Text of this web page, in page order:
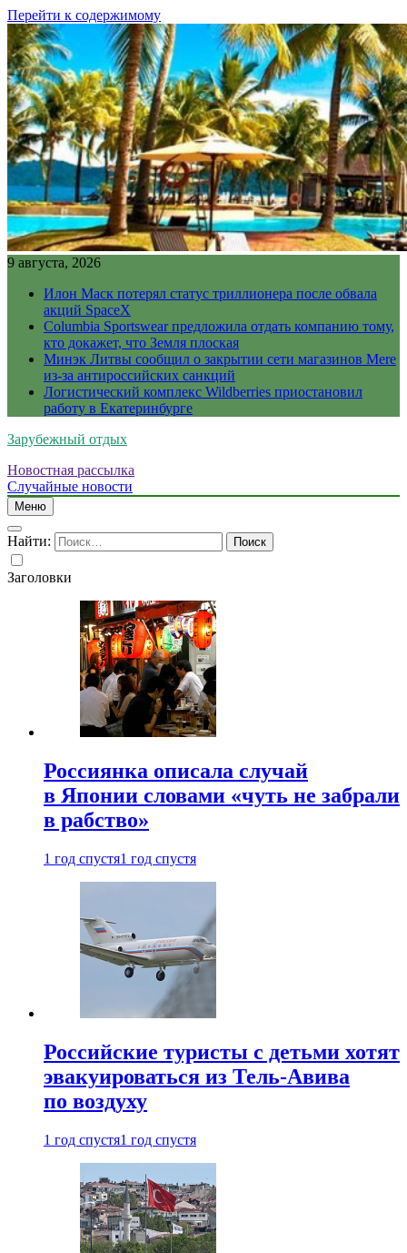
Перейти к содержимому
9 августа, 2026
Илон Маск потерял статус триллионера после обвала
акций SpaceX
Columbia Sportswear предложила отдать компанию тому,
кто докажет, что Земля плоская
Минэк Литвы сообщил о закрытии сети магазинов Mere
из-за антироссийских санкций
Логистический комплекс Wildberries приостановил
работу в Екатеринбурге
Зарубежный отдых
Новостная рассылка
Случайные новости
Меню
Найти:
Заголовки
Россиянка описала случай
в Японии словами «чуть не забрали
в рабство»
1 год спустя1 год спустя
Российские туристы с детьми хотят
эвакуироваться из Тель-Авива
по воздуху
1 год спустя1 год спустя